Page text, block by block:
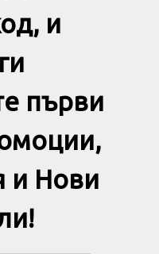
и
първи
и Нови